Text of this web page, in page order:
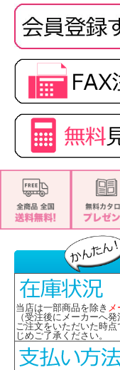
・ストレッチ素材
・ホームクリーニング
※取り寄せ商品、在庫有無、
当店は一部商品を除き
（受注後にメーカーへ発
ご注文をいただいた時
じめご了承ください。